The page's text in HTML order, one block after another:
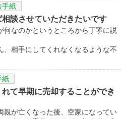
手紙
談させていただきたいです
何なのかというところから丁寧に説
、相手にしてくれなくなるような不
紙
て早期に売却することができ
親が亡くなった後、空家になってい